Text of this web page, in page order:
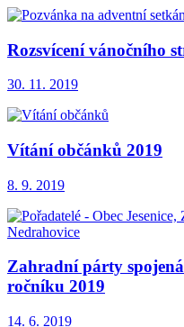
Rozsvícení vánočního
30. 11. 2019
Vítání občánků 2019
8. 9. 2019
Zahradní párty
ročníku 2019
14. 6. 2019